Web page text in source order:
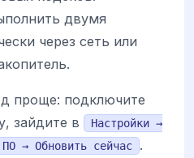
двумя
через сеть или
проще: подключите
зайдите в
Настройки →
→ Обновить сейчас
.